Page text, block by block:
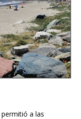
a las